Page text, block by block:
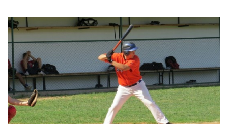
Kontakti Timova
Javne nabavke
Kontakt